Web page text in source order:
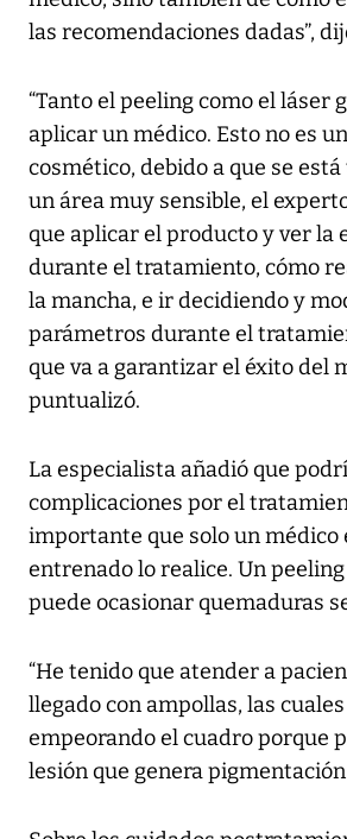
las recomendaciones dadas”,
“Tanto el peeling como el láser
aplicar un médico. Esto no es
cosmético, debido a que se
un área muy sensible, el
que aplicar el producto y ver la
durante el tratamiento, cómo
la mancha, e ir decidiendo y
parámetros durante el
que va a garantizar el éxito del
puntualizó.
La especialista añadió que
complicaciones por el
importante que solo un médico
entrenado lo realice. Un
puede ocasionar quemaduras
“He tenido que atender a
llegado con ampollas, las
empeorando el cuadro porque
lesión que genera